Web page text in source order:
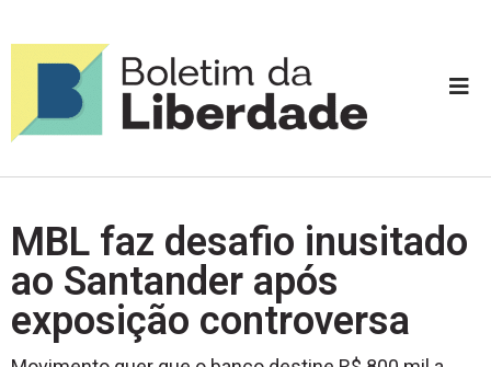
MBL faz desafio inusitado
ao Santander após
exposição controversa